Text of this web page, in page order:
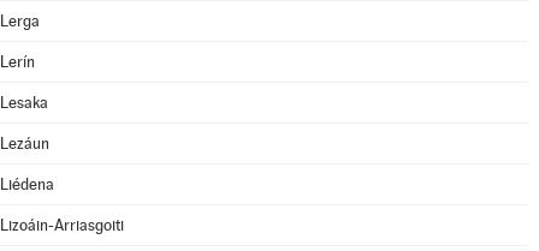
Lerga
Lerín
Lesaka
Lezáun
Liédena
Lizoáin-Arriasgoiti